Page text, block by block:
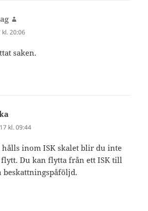
kl. 20:06
saken.
kl. 09:44
hålls inom ISK skalet blir du inte
flytt. Du kan flytta från ett ISK till
beskattningspåföljd.